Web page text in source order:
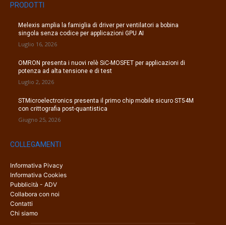
PRODOTTI
Melexis amplia la famiglia di driver per ventilatori a bobina
singola senza codice per applicazioni GPU AI
Luglio 16, 2026
OMRON presenta i nuovi relè SiC-MOSFET per applicazioni di
potenza ad alta tensione e di test
Luglio 2, 2026
STMicroelectronics presenta il primo chip mobile sicuro ST54M
con crittografia post-quantistica
Giugno 25, 2026
COLLEGAMENTI
Informativa Pivacy
Informativa Cookies
Pubblicità - ADV
Collabora con noi
Contatti
Chi siamo